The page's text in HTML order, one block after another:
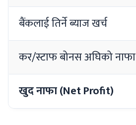
बैंकलाई तिर्ने ब्याज खर्च
कर/स्टाफ बोनस अघिको नाफा
खुद नाफा (Net Profit)